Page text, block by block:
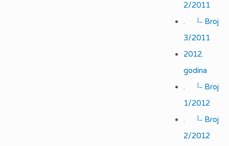
2/2011
.
|_ Broj
3/2011
2012.
godina
.
|_ Broj
1/2012
.
|_ Broj
2/2012